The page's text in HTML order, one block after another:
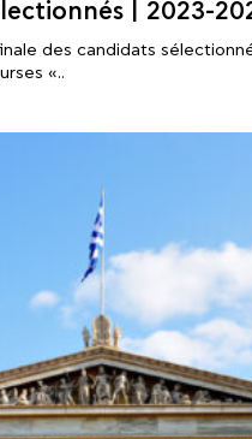
| 2023-
des candidats
«..